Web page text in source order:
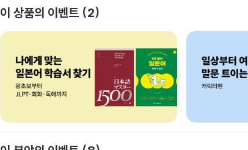
이 상품의 이벤트 2